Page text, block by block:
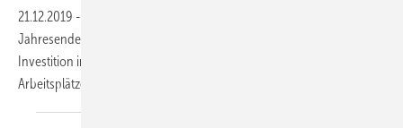
21.12.2019 -
Jahresende 2019 mit PVD-Technologie ausgestattet. Durch die
Investition in Höhe von rund 5 Mio. Euro werden 27 neue
Arbeitsplätze